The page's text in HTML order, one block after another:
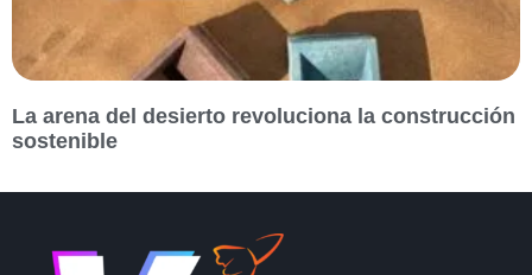
La arena del desierto revoluciona la construcción
sostenible